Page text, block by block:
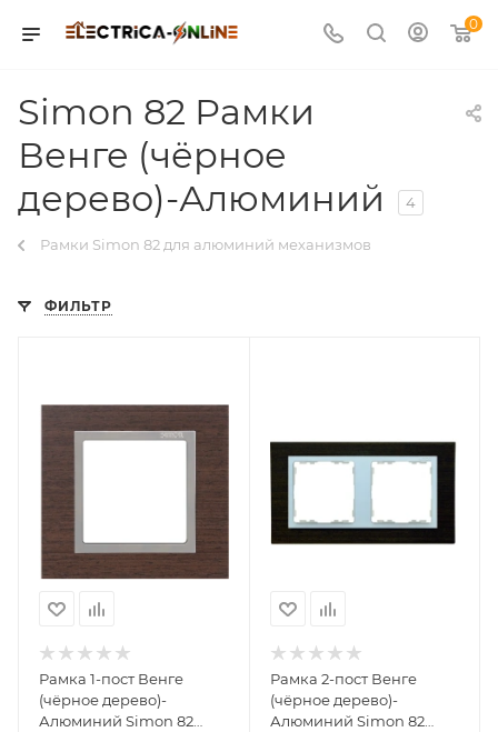
0
Simon 82 Рамки
Венге (чёрное
дерево)-Алюминий
4
Рамки Simon 82 для алюминий механизмов
ФИЛЬТР
Рамка 1-пост Венге
(чёрное дерево)-
Алюминий Simon 82
Рамка 2-пост Венге
(чёрное дерево)-
Алюминий Simon 82